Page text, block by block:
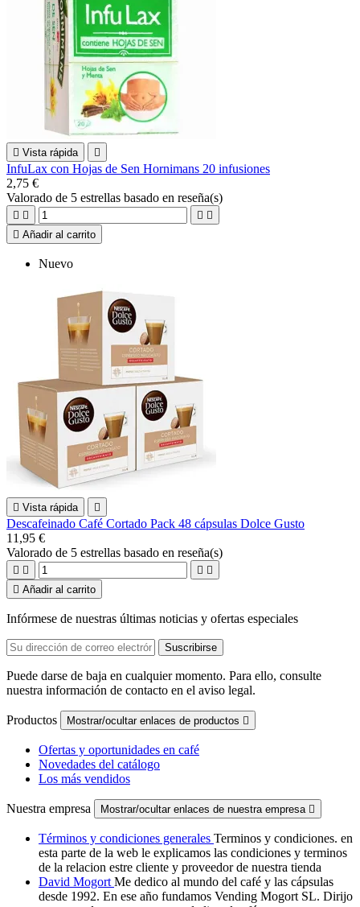
 Vista rápida 
InfuLax con Hojas de Sen Hornimans 20 infusiones
2,75 €
Valorado de 5 estrellas basado en reseña(s)
   
 Añadir al carrito
Nuevo
 Vista rápida 
Descafeinado Café Cortado Pack 48 cápsulas Dolce Gusto
11,95 €
Valorado de 5 estrellas basado en reseña(s)
   
 Añadir al carrito
Infórmese de nuestras últimas noticias y ofertas especiales
Puede darse de baja en cualquier momento. Para ello, consulte
nuestra información de contacto en el aviso legal.
Productos Mostrar/ocultar enlaces de productos 
Ofertas y oportunidades en café
Novedades del catálogo
Los más vendidos
Nuestra empresa Mostrar/ocultar enlaces de nuestra empresa 
Términos y condiciones generales Terminos y condiciones. en
esta parte de la web le explicamos las condiciones y terminos
de la relacion estre cliente y proveedor de nuestra tienda
David Mogort Me dedico al mundo del café y las cápsulas
desde 1992. En ese año fundamos Vending Mogort SL. Dirijo